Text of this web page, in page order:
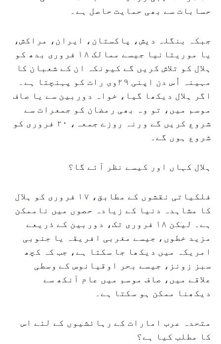
حسابات سے بھی حمایت حاصل ہے۔
جبکہ بنگلہ دیش، پاکستان، ایران، مراکش،
یا موریتانیا جیسے ممالک ۱۸ فروری بدھ کو
ہلال کو تلاش کریں گے کیونکہ ان کے شعبان کا
مہینہ اُس دن اپنی ۲۹وی رات کو پہنچتا ہے۔
اگر ہلال دیکھا گیا، خواہ دوربین سے یا صاف
موسم میں، تو وہ بھی رمضان کو جمعرات سے
شروع کریں گے ورنہ روزے جمعہ، ۲۰ فروری کو
شروع ہوں گے۔
ہلال کہاں اور کیسے نظر آئے گا؟
فلکیاتی نقشوں کے مطابق، ۱۷ فروری کو ہلال
کا مشاہدہ دنیا کے زیادہ حصوں میں ناممکن
ہے۔ لیکن ۱۸ فروری تک، دوربین کے ذریعے
مزید خطوں، جیسے مغربی افریقہ یا جنوبی
امریکہ میں دیکھا جا سکتا ہے، جب کہ کچھ
سبز زونز، جیسے بحر اوقیانوس کے وسطی
علاقے میں، صاف موسم میں عام آنکھ سے
دیکھنا ممکن ہو سکتا ہے۔
متحدہ عرب امارات کے رہائشیوں کے لئے اس
کا مطلب کیا ہے؟